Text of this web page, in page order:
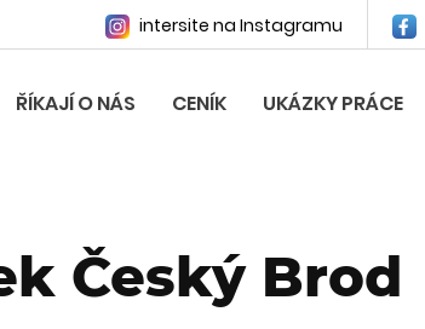
intersite na Instagramu
ŘÍKAJÍ O NÁS CENÍK UKÁZKY PRÁCE
Český Brod